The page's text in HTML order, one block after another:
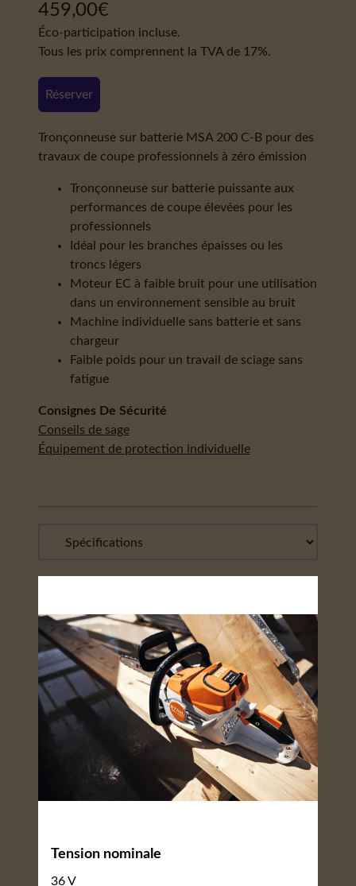
459,00€
Éco-participation incluse.
Tous les prix comprennent la TVA de 17%.
Réserver
Tronçonneuse sur batterie MSA 200 C-B pour des
travaux de coupe professionnels à zéro émission
Tronçonneuse sur batterie puissante aux
performances de coupe élevées pour les
professionnels
Idéal pour les branches épaisses ou les
troncs légers
Moteur EC à faible bruit pour une utilisation
dans un environnement sensible au bruit
Machine individuelle sans batterie et sans
chargeur
Faible poids pour un travail de sciage sans
fatigue
Consignes De Sécurité
Conseils de sage
Équipement de protection individuelle
Tension nominale
36 V